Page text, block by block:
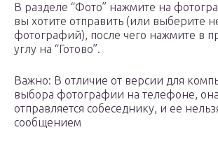
В разделе “Фото” нажмите на
вы хотите отправить (или выберите
фотографий), после чего нажмите в
углу на “Готово”.
Важно: В отличие от версии для
выбора фотографии на телефоне, она
отправляется собеседнику, и ее
сообщением